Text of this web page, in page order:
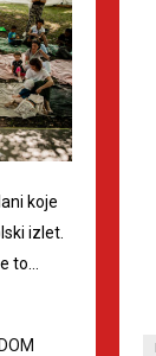
koje
izlet.
to…